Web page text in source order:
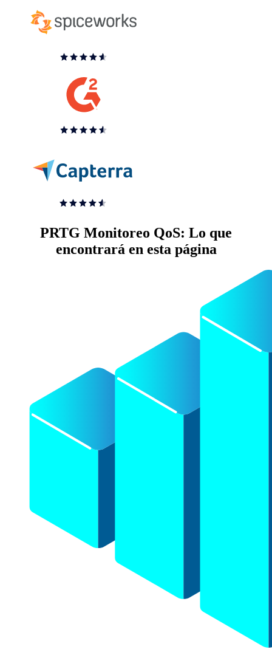
PRTG Monitoreo QoS: Lo que
encontrará en esta página